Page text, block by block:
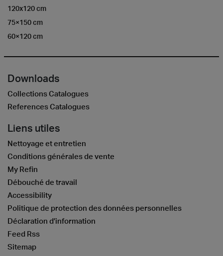
120x120 cm
75×150 cm
60×120 cm
Downloads
Collections Catalogues
References Catalogues
Liens utiles
Nettoyage et entretien
Conditions générales de vente
My Refin
Débouché de travail
Accessibility
Politique de protection des données personnelles
Déclaration d’information
Feed Rss
Sitemap